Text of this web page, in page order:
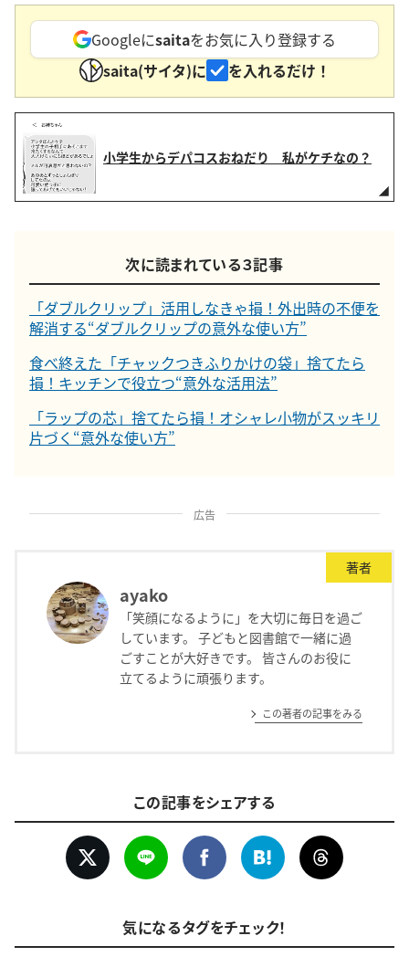
Googleにsaitaをお気に入り登録する
saita(サイタ)に
を入れるだけ！
小学生からデパコスおねだり 私がケチなの？
次に読まれている３記事
「ダブルクリップ」活用しなきゃ損！外出時の不便を
解消する“ダブルクリップの意外な使い方”
食べ終えた「チャックつきふりかけの袋」捨てたら
損！キッチンで役立つ“意外な活用法”
「ラップの芯」捨てたら損！オシャレ小物がスッキリ
片づく“意外な使い方”
広告
著者
ayako
「笑顔になるように」を大切に毎日を過ご
しています。 子どもと図書館で一緒に過
ごすことが大好きです。 皆さんのお役に
立てるように頑張ります。
この著者の記事をみる
この記事をシェアする
気になるタグをチェック！